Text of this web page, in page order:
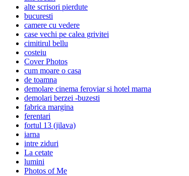
alte scrisori pierdute
bucuresti
camere cu vedere
case vechi pe calea grivitei
cimitirul bellu
costeiu
Cover Photos
cum moare o casa
de toamna
demolare cinema feroviar si hotel marna
demolari berzei -buzesti
fabrica margina
ferentari
fortul 13 (jilava)
iarna
intre ziduri
La cetate
lumini
Photos of Me